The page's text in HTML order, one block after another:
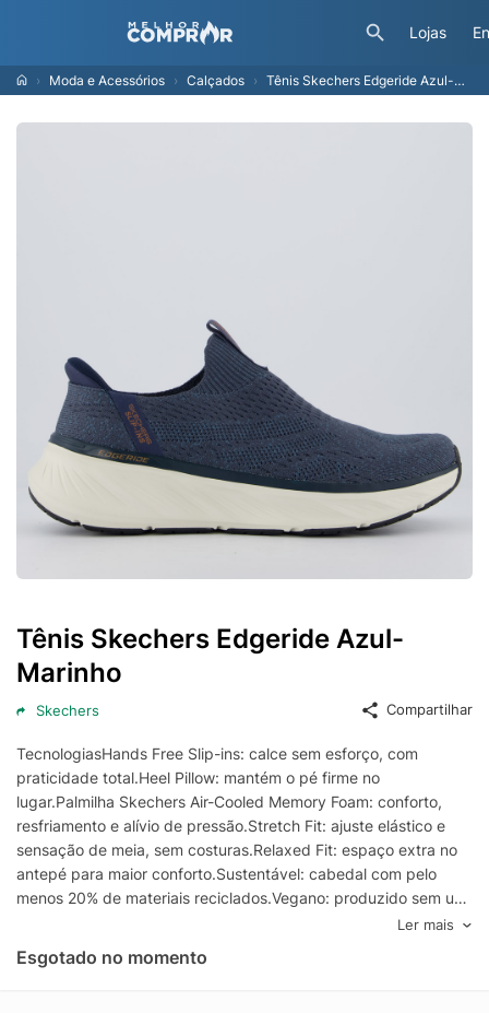
Lojas
Moda e Acessórios Calçados Tênis Skechers Edgeride Azul-Marinho
Tênis Skechers Edgeride Azul-
Marinho
Skechers Compartilhar
TecnologiasHands Free Slip-ins: calce sem esforço, com
praticidade total.Heel Pillow: mantém o pé firme no
lugar.Palmilha Skechers Air-Cooled Memory Foam: conforto,
resfriamento e alívio de pressão.Stretch Fit: ajuste elástico e
sensação de meia, sem costuras.Relaxed Fit: espaço extra no
antepé para maior conforto.Sustentável: cabedal com pelo
menos 20% de materiais reciclados.Vegano: produzido sem uso
de materiais de origem animal.Praticidade: modelo lavável em
máquina, fácil de cuidar.Estabilidade: sola flexível de alta
tração.Composição cabedal (parte
Ler mais
Esgotado no momento